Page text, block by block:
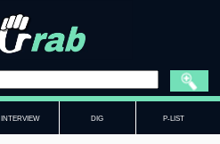
INTERVIEW DIG P-LIST